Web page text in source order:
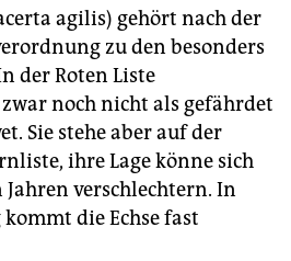
agilis) gehört nach der
zu den besonders
der Roten Liste
noch nicht als gefährdet
Sie stehe aber auf der
ihre Lage könne sich
verschlechtern. In
die Echse fast